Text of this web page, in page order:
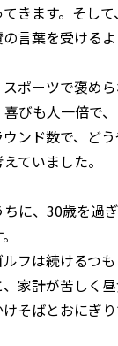
きます。そし
言葉を受ける
ポーツで褒め
びも人一倍で
ンド数で、ど
ていました。
に、30歳を過
フは続けるつ
家計が苦しく
そばとおにぎ